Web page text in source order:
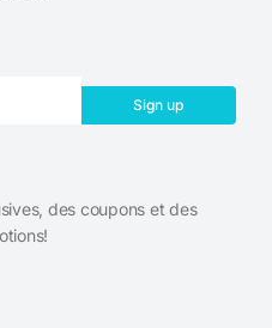
Sign up
des coupons et des